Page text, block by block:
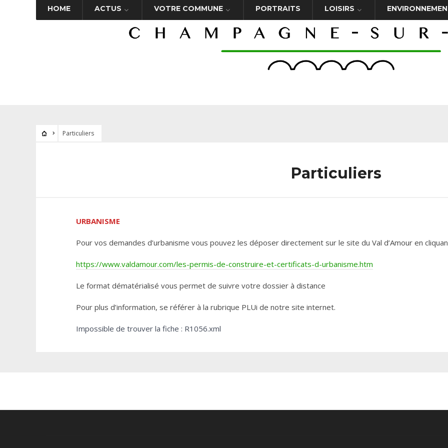
HOME ACTUS VOTRE COMMUNE PORTRAITS LOISIRS
Particuliers
Particuliers
URBANISME
Pour vos demandes d’urbanisme vous pouvez les déposer directement sur le site du Val d’Amour en
https://www.valdamour.com/les-permis-de-construire-et-certificats-d-urbanisme.htm
Le format dématérialisé vous permet de suivre votre dossier à distance
Pour plus d’information, se référer à la rubrique PLUi de notre site internet.
Impossible de trouver la fiche : R1056.xml